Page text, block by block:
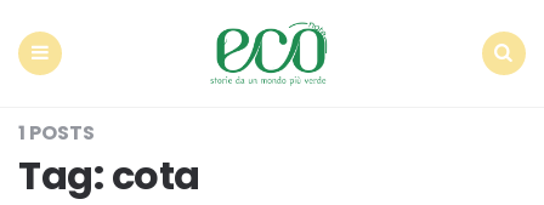
1 POSTS
Tag:cota